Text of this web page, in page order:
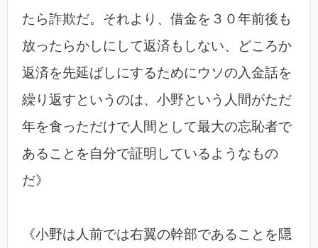
たら詐欺だ。それより、借金を３０年前後も
放ったらかしにして返済もしない、どころか
返済を先延ばしにするためにウソの入金話を
繰り返すというのは、小野という人間がただ
年を食っただけで人間として最大の忘恥者で
あることを自分で証明しているようなもの
だ》
《小野は人前では右翼の幹部であることを隠